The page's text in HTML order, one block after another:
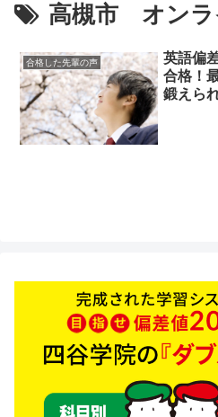
高槻市 オンラ
合格した先輩の声
英語偏
合格！
鍛えら